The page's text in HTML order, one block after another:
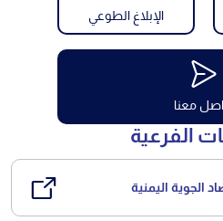
الإبلاغ الطوعي
معنا
الفرعية
الجوية اليمنية